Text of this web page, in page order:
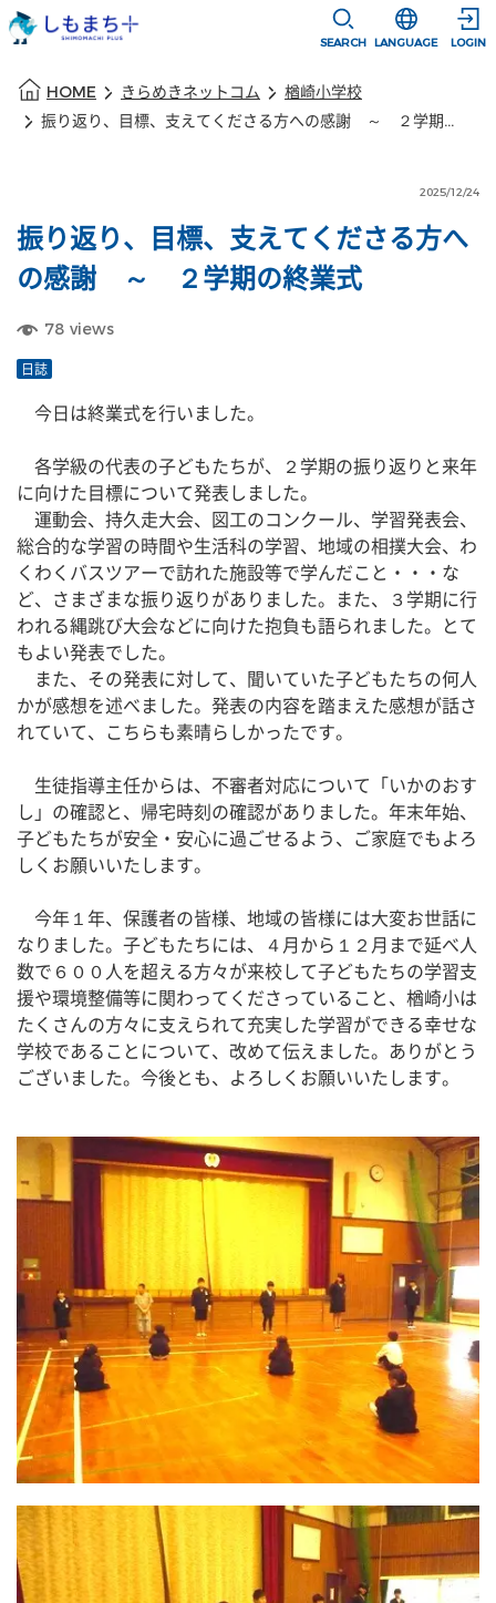
SEARCH
選択すると言
LANGUAGE LOGIN
HOME きらめきネットコム
楢崎小学校
振り返り、目標、支えてくださる方への感謝 ～ ２学期の終業式
2025/12/24
振り返り、目標、支えてくださる方へ
の感謝 ～ ２学期の終業式
78 views
日誌
今日は終業式を行いました。
各学級の代表の子どもたちが、２学期の振り返りと来年
に向けた目標について発表しました。
運動会、持久走大会、図工のコンクール、学習発表会、
総合的な学習の時間や生活科の学習、地域の相撲大会、わ
くわくバスツアーで訪れた施設等で学んだこと・・・な
ど、さまざまな振り返りがありました。また、３学期に行
われる縄跳び大会などに向けた抱負も語られました。とて
もよい発表でした。
また、その発表に対して、聞いていた子どもたちの何人
かが感想を述べました。発表の内容を踏まえた感想が話さ
れていて、こちらも素晴らしかったです。
生徒指導主任からは、不審者対応について「いかのおす
し」の確認と、帰宅時刻の確認がありました。年末年始、
子どもたちが安全・安心に過ごせるよう、ご家庭でもよろ
しくお願いいたします。
今年１年、保護者の皆様、地域の皆様には大変お世話に
なりました。子どもたちには、４月から１２月まで延べ人
数で６００人を超える方々が来校して子どもたちの学習支
援や環境整備等に関わってくださっていること、楢崎小は
たくさんの方々に支えられて充実した学習ができる幸せな
学校であることについて、改めて伝えました。ありがとう
ございました。今後とも、よろしくお願いいたします。